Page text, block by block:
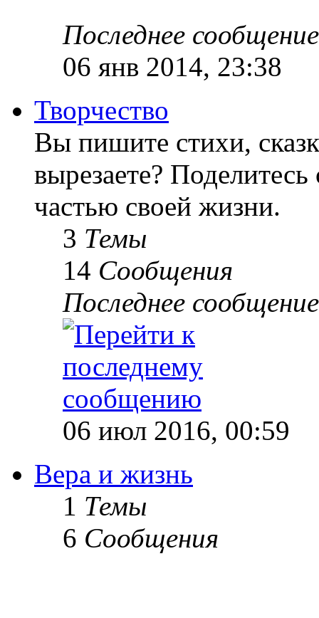
Последнее сообщение
06 янв 2014, 23:38
Творчество
Вы пишите стихи,
вырезаете?
частью своей жизни.
3 Темы
14 Сообщения
Последнее сообщение
06 июл 2016, 00:59
Вера и жизнь
1 Темы
6 Сообщения